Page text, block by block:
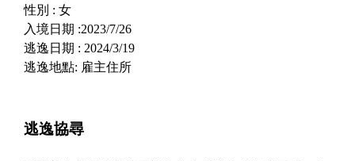
性別 : 女
入境日期 :2023/7/26
逃逸日期 : 2024/3/19
逃逸地點: 雇主住所
逃逸協尋